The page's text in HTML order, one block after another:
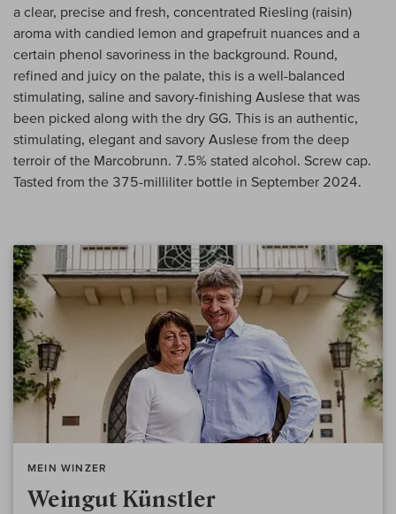
a clear, precise and fresh, concentrated Riesling (raisin)
aroma with candied lemon and grapefruit nuances and a
certain phenol savoriness in the background. Round,
refined and juicy on the palate, this is a well-balanced
stimulating, saline and savory-finishing Auslese that was
been picked along with the dry GG. This is an authentic,
stimulating, elegant and savory Auslese from the deep
terroir of the Marcobrunn. 7.5% stated alcohol. Screw cap.
Tasted from the 375-milliliter bottle in September 2024.
MEIN WINZER
Weingut Künstler